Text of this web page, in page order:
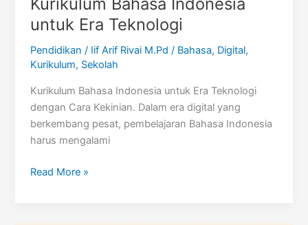
untuk Era Teknologi
Pendidikan / Iif Arif Rivai M.Pd/ Bahasa, Digital,
Kurikulum, Sekolah
Kurikulum Bahasa Indonesia untuk Era Teknologi
dengan Cara Kekinian. Dalam era digital yang
berkembang pesat, pembelajaran Bahasa Indonesia
harus mengalami
Kurikulum
Read More »